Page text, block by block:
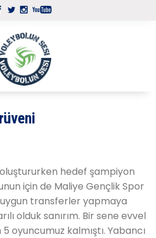
oluştururken hedef şampiyon
için de Maliye Gençlik Spor
uygun transferler yapmaya
olduk sanırım. Bir sene evvel
oyuncumuz kalmıştı. Yabancı